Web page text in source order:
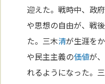
迎えた。戦時中、政
や思想の自由が、戦
た。三木清が生涯を
や民主主義の価値が
れるようになった。